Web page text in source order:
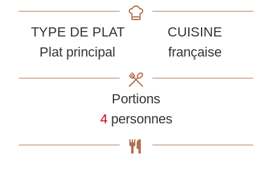
TYPE DE PLAT
Plat principal
CUISINE
française
Portions
4 personnes